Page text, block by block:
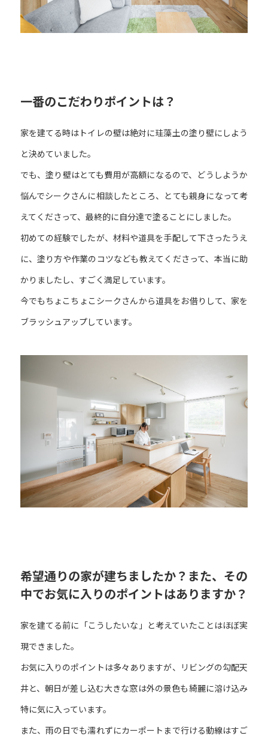
一番のこだわりポイントは？
家を建てる時はトイレの壁は絶対に珪藻土の塗り壁にしよう
と決めていました。
でも、塗り壁はとても費用が高額になるので、どうしようか
悩んでシークさんに相談したところ、とても親身になって考
えてくださって、最終的に自分達で塗ることにしました。
初めての経験でしたが、材料や道具を手配して下さったうえ
に、塗り方や作業のコツなども教えてくださって、本当に助
かりましたし、すごく満足しています。
今でもちょこちょこシークさんから道具をお借りして、家を
ブラッシュアップしています。
希望通りの家が建ちましたか？また、その
中でお気に入りのポイントはありますか？
家を建てる前に「こうしたいな」と考えていたことはほぼ実
現できました。
お気に入りのポイントは多々ありますが、リビングの勾配天
井と、朝日が差し込む大きな窓は外の景色も綺麗に溶け込み
特に気に入っています。
また、雨の日でも濡れずにカーポートまで行ける動線はすご